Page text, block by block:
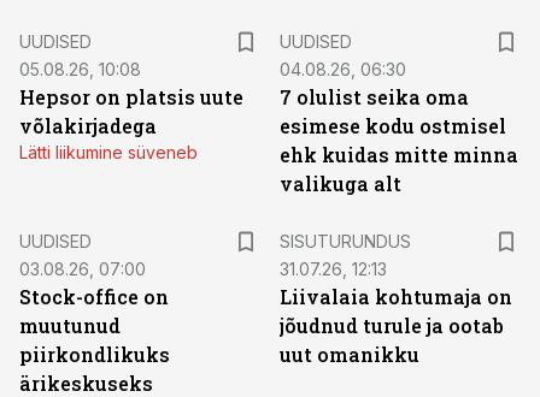
UUDISED
05.08.26, 10:08
Hepsor on platsis uute
võlakirjadega
Lätti liikumine süveneb
UUDISED
04.08.26, 06:30
7 olulist seika oma
esimese kodu ostmisel
ehk kuidas mitte minna
valikuga alt
UUDISED
03.08.26, 07:00
Stock-office on
muutunud
piirkondlikuks
ärikeskuseks
SISUTURUNDUS
31.07.26, 12:13
Liivalaia kohtumaja on
jõudnud turule ja ootab
uut omanikku